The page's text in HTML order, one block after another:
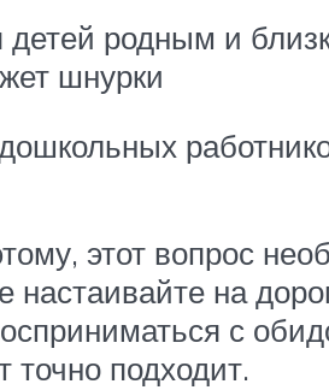
родным и
шнурки
этот вопрос
на
с
точно подходит.